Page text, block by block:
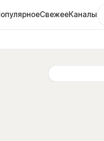
СвежееКаналы